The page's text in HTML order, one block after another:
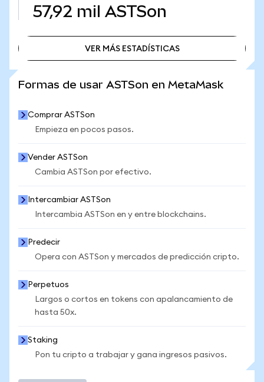
57,92 mil ASTSon
VER MÁS ESTADÍSTICAS
Formas de usar ASTSon en MetaMask
Comprar ASTSon
Empieza en pocos pasos.
Vender ASTSon
Cambia ASTSon por efectivo.
Intercambiar ASTSon
Intercambia ASTSon en y entre blockchains.
Predecir
Opera con ASTSon y mercados de predicción cripto.
Perpetuos
Largos o cortos en tokens con apalancamiento de
hasta 50x.
Staking
Pon tu cripto a trabajar y gana ingresos pasivos.